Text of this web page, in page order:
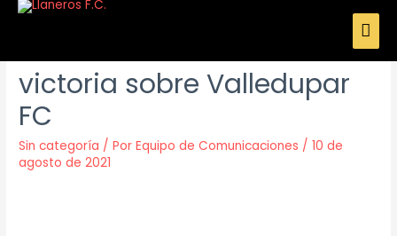
Parte médico tras la
victoria sobre Valledupar
FC
Sin categoría / PorEquipo de Comunicaciones /10 de
agosto de 2021